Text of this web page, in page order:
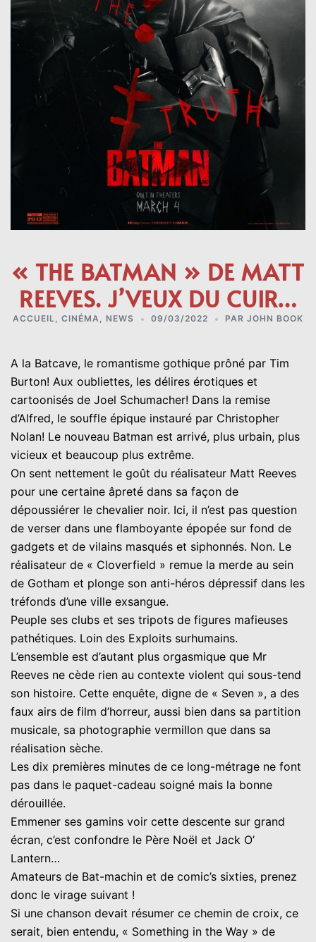
« THE BATMAN » DE MATT
REEVES. J’VEUX DU CUIR…
ACCUEIL, CINÉMA, NEWS 09/03/2022 PAR JOHN BOOK
A la Batcave, le romantisme gothique prôné par Tim
Burton! Aux oubliettes, les délires érotiques et
cartoonisés de Joel Schumacher! Dans la remise
d’Alfred, le souffle épique instauré par Christopher
Nolan! Le nouveau Batman est arrivé, plus urbain, plus
vicieux et beaucoup plus extrême.
On sent nettement le goût du réalisateur Matt Reeves
pour une certaine âpreté dans sa façon de
dépoussiérer le chevalier noir. Ici, il n’est pas question
de verser dans une flamboyante épopée sur fond de
gadgets et de vilains masqués et siphonnés. Non. Le
réalisateur de « Cloverfield » remue la merde au sein
de Gotham et plonge son anti-héros dépressif dans les
tréfonds d’une ville exsangue.
Peuple ses clubs et ses tripots de figures mafieuses
pathétiques. Loin des Exploits surhumains.
L’ensemble est d’autant plus orgasmique que Mr
Reeves ne cède rien au contexte violent qui sous-tend
son histoire. Cette enquête, digne de « Seven », a des
faux airs de film d’horreur, aussi bien dans sa partition
musicale, sa photographie vermillon que dans sa
réalisation sèche.
Les dix premières minutes de ce long-métrage ne font
pas dans le paquet-cadeau soigné mais la bonne
dérouillée.
Emmener ses gamins voir cette descente sur grand
écran, c’est confondre le Père Noël et Jack O’
Lantern…
Amateurs de Bat-machin et de comic’s sixties, prenez
donc le virage suivant !
Si une chanson devait résumer ce chemin de croix, ce
serait, bien entendu, « Something in the Way » de